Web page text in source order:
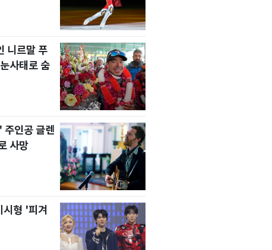
니르말 푸
사태로 숨
인공 글렌
사망
형 '피겨